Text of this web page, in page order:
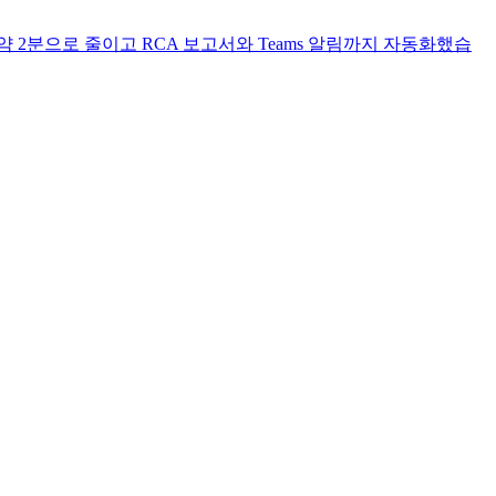
2분으로 줄이고 RCA 보고서와 Teams 알림까지 자동화했습